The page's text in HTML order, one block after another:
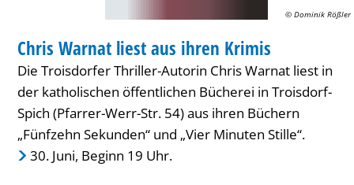
© Dominik Rößler
KATEGORIE: LESUNG
Chris Warnat liest aus ihren Krimis
Die Troisdorfer Thriller-Autorin Chris Warnat liest in
der katholischen öffentlichen Bücherei in Troisdorf-
Spich (Pfarrer-Werr-Str. 54) aus ihren Büchern
„Fünfzehn Sekunden“ und „Vier Minuten Stille“.
30. Juni, Beginn 19 Uhr.